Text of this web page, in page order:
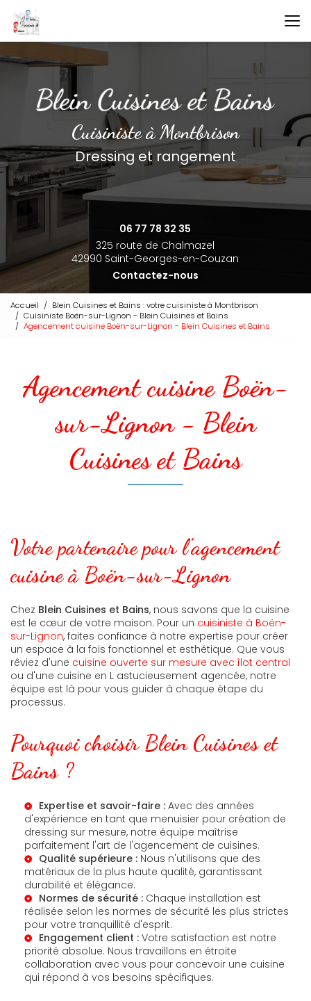
contenu
principal
Cuisiniste à Montbrison
Dressing et rangement
06 77 78 32 35
325 route de Chalmazel
42990 Saint-Georges-en-Couzan
Contactez-nous
Accueil
Blein Cuisines et Bains : votre cuisiniste à Montbrison
Cuisiniste Boën-sur-Lignon - Blein Cuisines et Bains
Agencement cuisine Boën-sur-Lignon - Blein Cuisines et Bains
Agencement cuisine Boën-
sur-Lignon - Blein
Cuisines et Bains
Votre partenaire pour l'agencement
cuisine à Boën-sur-Lignon
Chez Blein Cuisines et Bains, nous savons que la cuisine
est le cœur de votre maison. Pour un cuisiniste à Boën-
sur-Lignon, faites confiance à notre expertise pour créer
un espace à la fois fonctionnel et esthétique. Que vous
rêviez d'une cuisine ouverte sur mesure avec îlot central
ou d'une cuisine en L astucieusement agencée, notre
équipe est là pour vous guider à chaque étape du
processus.
Pourquoi choisir Blein Cuisines et
Bains ?
Expertise et savoir-faire : Avec des années
d'expérience en tant que menuisier pour création de
dressing sur mesure, notre équipe maîtrise
parfaitement l'art de l'agencement de cuisines.
Qualité supérieure : Nous n'utilisons que des
matériaux de la plus haute qualité, garantissant
durabilité et élégance.
Normes de sécurité : Chaque installation est
réalisée selon les normes de sécurité les plus strictes
pour votre tranquillité d'esprit.
Engagement client : Votre satisfaction est notre
priorité absolue. Nous travaillons en étroite
collaboration avec vous pour concevoir une cuisine
qui répond à vos besoins spécifiques.